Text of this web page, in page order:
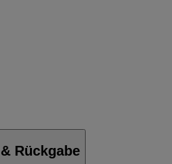
Rückgabe